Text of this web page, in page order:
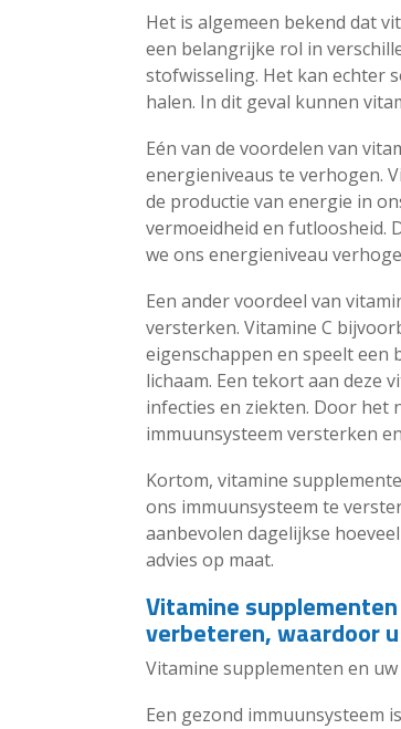
Het is algemeen bekend dat
een belangrijke rol in
stofwisseling. Het kan echter
halen. In dit geval kunnen
Eén van de voordelen van
energieniveaus te verhogen.
de productie van energie in
vermoeidheid en futloosheid.
we ons energieniveau
Een ander voordeel van
versterken. Vitamine C
eigenschappen en speelt
lichaam. Een tekort aan deze
infecties en ziekten. Door het
immuunsysteem versterken
Kortom, vitamine
ons immuunsysteem te
aanbevolen dagelijkse
advies op maat.
Vitamine
verbeteren, waardoor
Vitamine supplementen en
Een gezond immuunsysteem